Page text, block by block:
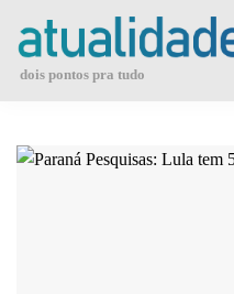
contentdois pontos pra tudo